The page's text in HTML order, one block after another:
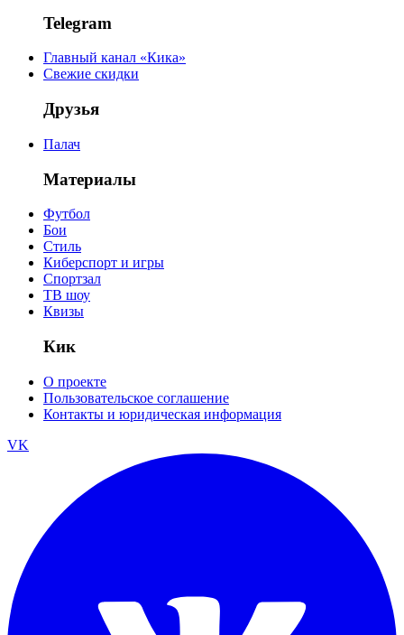
Telegram
Главный канал «Кика»
Свежие скидки
Друзья
Палач
Материалы
Футбол
Бои
Стиль
Киберспорт и игры
Спортзал
ТВ шоу
Квизы
Кик
О проекте
Пользовательское соглашение
Контакты и юридическая информация
VK